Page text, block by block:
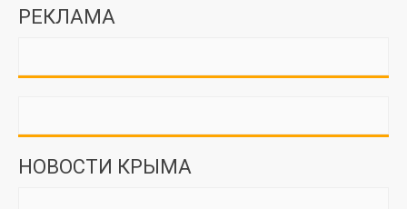
РЕКЛАМА
НОВОСТИ КРЫМА